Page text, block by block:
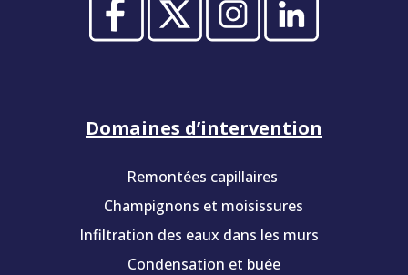
Domaines d’intervention
Remontées capillaires
Champignons et moisissures
Infiltration des eaux dans les murs
Condensation et buée